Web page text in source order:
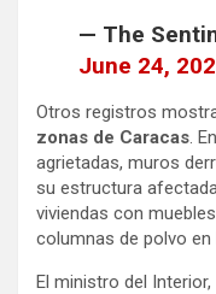
— The
June 24,
Otros registros
zonas de Caracas .
agrietadas, muros
su estructura
viviendas con
columnas de polvo
El ministro del Interior,